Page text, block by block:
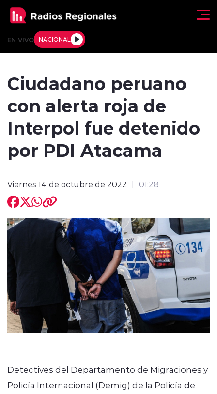
EN VIVO NACIONAL
Deportes
Regiones al Aire
Entrevistas
modo claro
Ciudadano peruano
con alerta roja de
Interpol fue detenido
por PDI Atacama
Viernes 14 de octubre de 2022 01:28
Detectives del Departamento de Migraciones y
Policía Internacional (Demig) de la Policía de